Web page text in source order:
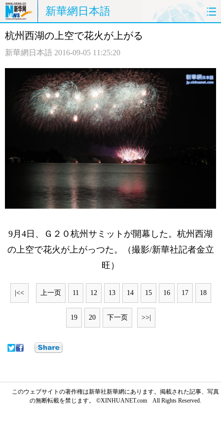
新華網日本語
ホームページ 政治
観光 評論 写真
中日対訳
杭州西湖の上空で花火が上がる
新華網日本語 2016-09-05 11:25:20
9月4日、Ｇ２０杭州サミットが開幕した。杭州西湖
の上空で花火が上がっつた。（撮影/新華社記者金立
旺）
|<< 上一页 11 12 13 14 15 16 17 18
19 20 下一页 >>|
このウェブサイトの著作権は新華社新華網にあります。掲載された記事、写真
の無断転載を禁じます。 ©XINHUANET.com All Rights Reserved.